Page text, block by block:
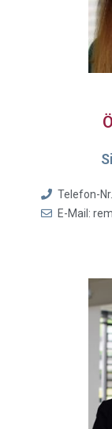
Telefon-
E-Mail: